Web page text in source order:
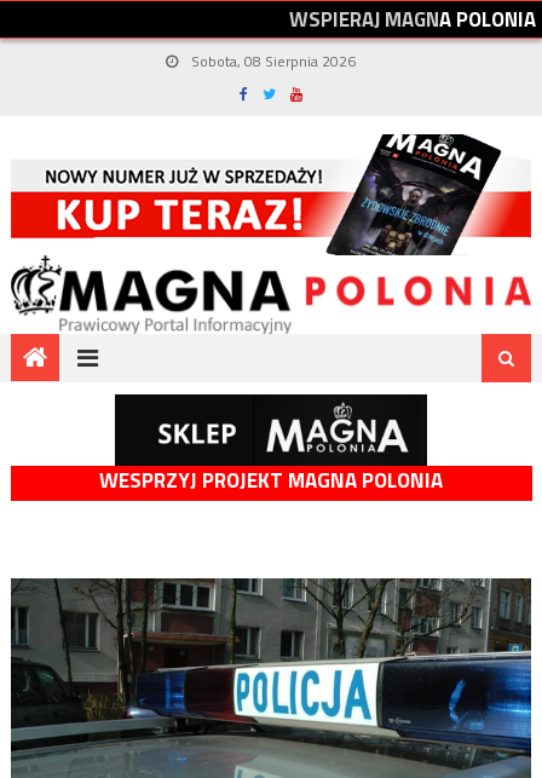
WSPIERAJMAGNAPOLONIA
Sobota, 08 Sierpnia 2026
WESPRZYJ PROJEKT MAGNA POLONIA